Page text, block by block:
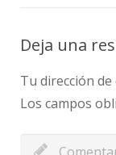
Deja una
Tu dirección
Los campos